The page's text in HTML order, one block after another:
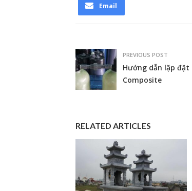
Email
PREVIOUS POST
Hướng dẫn lặp
Composite
RELATED ARTICLES